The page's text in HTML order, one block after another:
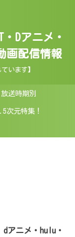
Dアニメ・
画配信情報
います】
放送時期別
次元特集！
dアニメ・hulu・